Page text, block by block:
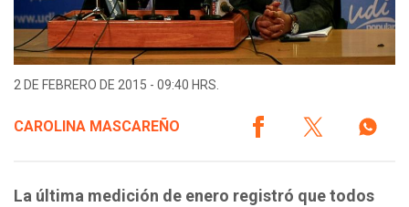
2 DE FEBRERO DE 2015 - 09:40 HRS.
CAROLINA MASCAREÑO
La última medición de enero registró que todos